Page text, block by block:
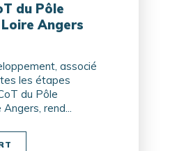
du Pôle
Angers
associé
les étapes
du Pôle
rend...